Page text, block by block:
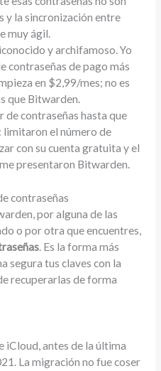
la sincronización entre
muy ágil.
y archifamoso. Yo
contraseñas de pago más
en $2,99/mes; no es
que Bitwarden.
de contraseñas hasta que
limitaron el número de
con su cuenta gratuita y el
presentaron Bitwarden.
contraseñas
por alguna de las
o por otra que encuentres,
. Es la forma más
segura tus claves con la
recuperarlas de forma
iCloud, antes de la última
La migración no fue coser